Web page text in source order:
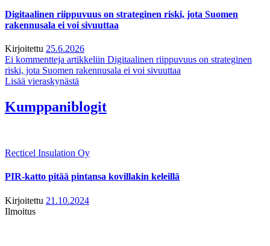
Digitaalinen riippuvuus on strateginen riski, jota Suomen
rakennusala ei voi sivuuttaa
Kirjoitettu 25.6.2026
Ei kommentteja artikkeliin Digitaalinen riippuvuus on strateginen
riski, jota Suomen rakennusala ei voi sivuuttaa
Lisää vieraskynästä
Kumppaniblogit
Recticel Insulation Oy
PIR-katto pitää pintansa kovillakin keleillä
Kirjoitettu 21.10.2024
Ilmoitus